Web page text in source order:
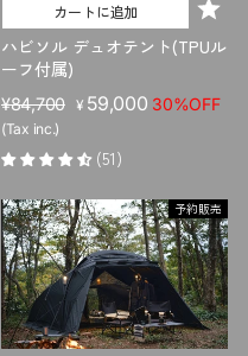
カートに追加
ハビソル デュオテント(TPUル
ーフ付属)
販
売
価
格
¥84,700 セ
ル
価
格
¥ 59,000 30%OFF
(Tax inc.)
(51)
予約販売